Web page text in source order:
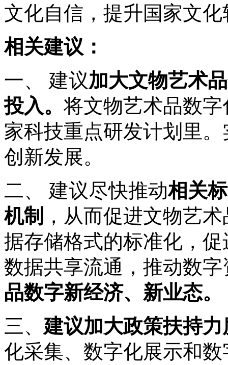
文化自信，提升国家文
相关建议：
一、 建议加大文物艺术
投入。 将文物艺术品数
家科技重点研发计划里
创新发展。
二、 建议尽快推动相关
机制
，从而促进文物艺
据存储格式的标准化，
数据共享流通，推动数
品数字新经济、新业态。
三、 建议加大政策扶持力
化采集、数字化展示和